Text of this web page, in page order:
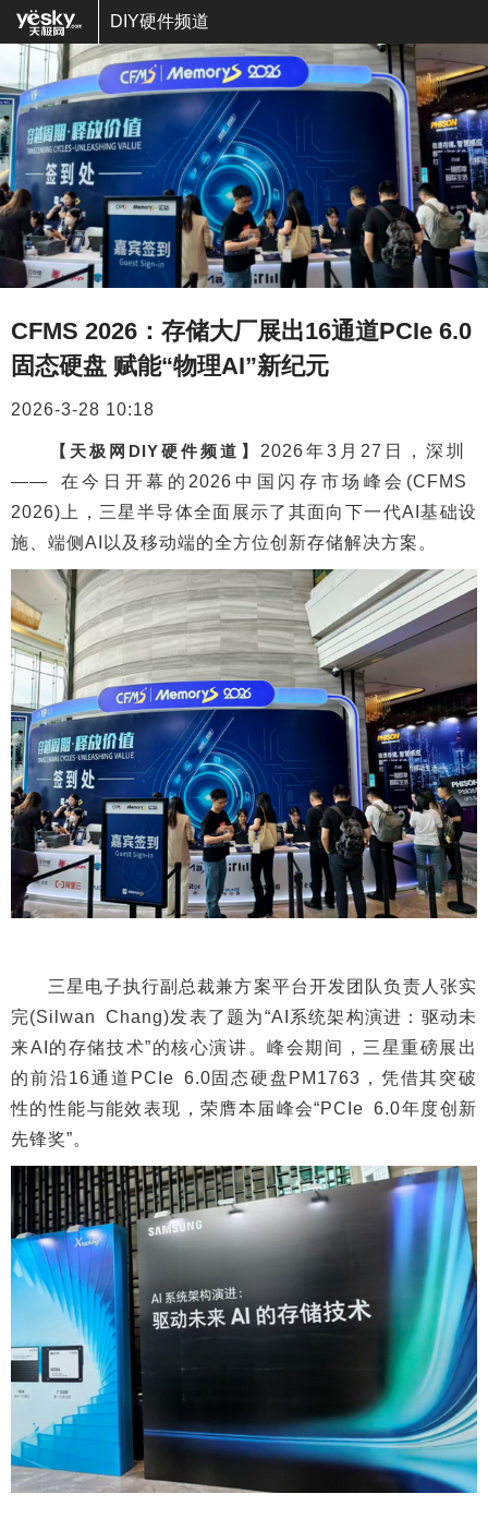
DIY硬件频道
CFMS 2026：存储大厂展出16通道PCIe 6.0
固态硬盘 赋能“物理AI”新纪元
2026-3-28 10:18
【天极网DIY硬件频道】 2026年3月27日，深圳
—— 在今日开幕的2026中国闪存市场峰会(CFMS
2026)上，三星半导体全面展示了其面向下一代AI基础设
施、端侧AI以及移动端的全方位创新存储解决方案。
三星电子执行副总裁兼方案平台开发团队负责人张实
完(Silwan Chang)发表了题为“AI系统架构演进：驱动未
来AI的存储技术”的核心演讲。峰会期间，三星重磅展出
的前沿16通道PCIe 6.0固态硬盘PM1763，凭借其突破
性的性能与能效表现，荣膺本届峰会“PCIe 6.0年度创新
先锋奖”。